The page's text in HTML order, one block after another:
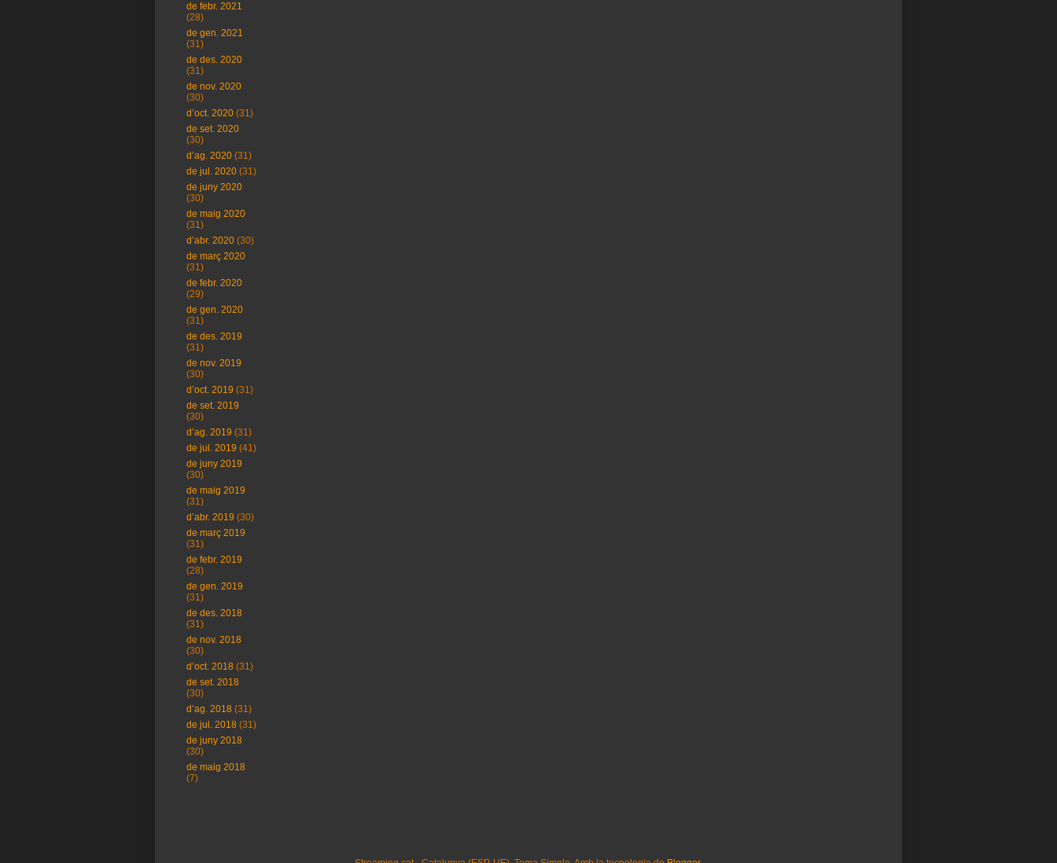
de febr. 2021
(28)
de gen. 2021
(31)
de des. 2020
(31)
de nov. 2020
(30)
d’oct. 2020 (31)
de set. 2020
(30)
d’ag. 2020 (31)
de jul. 2020 (31)
de juny 2020
(30)
de maig 2020
(31)
d’abr. 2020 (30)
de març 2020
(31)
de febr. 2020
(29)
de gen. 2020
(31)
de des. 2019
(31)
de nov. 2019
(30)
d’oct. 2019 (31)
de set. 2019
(30)
d’ag. 2019 (31)
de jul. 2019 (41)
de juny 2019
(30)
de maig 2019
(31)
d’abr. 2019 (30)
de març 2019
(31)
de febr. 2019
(28)
de gen. 2019
(31)
de des. 2018
(31)
de nov. 2018
(30)
d’oct. 2018 (31)
de set. 2018
(30)
d’ag. 2018 (31)
de jul. 2018 (31)
de juny 2018
(30)
de maig 2018
(7)